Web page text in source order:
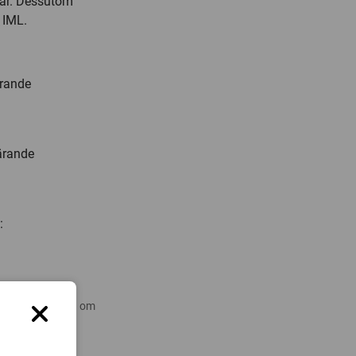
forskning om